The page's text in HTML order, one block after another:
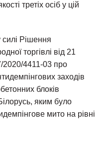
третіх осіб у цій
Рішення
торгівлі від 21
4411-03 про
заходів
блоків
яким було
мито на рівні